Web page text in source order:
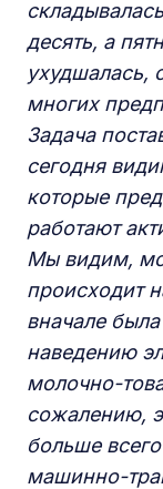
десять, а
ухудшалась,
многих
Задача
сегодня
которые
работают
Мы видим,
происходит
вначале
наведению
молочно-
сожалению,
больше
машинно-